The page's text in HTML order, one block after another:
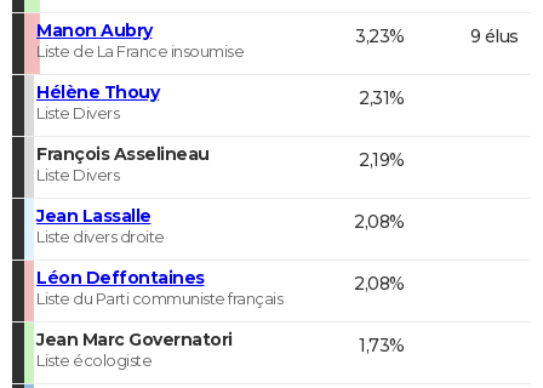
Manon Aubry
Liste de La France insoumise
3,23% 9 élus
Hélène Thouy
Liste Divers
2,31%
François Asselineau
Liste Divers
2,19%
Jean Lassalle
Liste divers droite
2,08%
Léon Deffontaines
Liste du Parti communiste français
2,08%
Jean Marc Governatori
Liste écologiste
1,73%